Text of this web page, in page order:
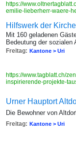
https://
emilie-lieberherr-waere-
Hilfswerk der
Mit 160 geladenen
Bedeutung der sozialen
Freitag: Kantone > Uri
https://www.tagblatt.ch/
inspirierende-projekte-
Urner Hauptort
Die Bewohner von
Freitag: Kantone > Uri